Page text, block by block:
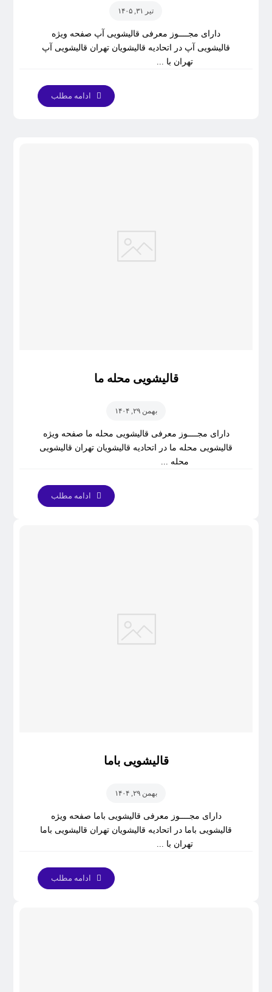
تیر ۳۱, ۱۴۰۵
دارای مجــــوز معرفی قالیشویی آپ صفحه ویژه
قالیشویی آپ در اتحادیه قالیشویان تهران قالیشویی آپ
تهران با ...
ادامه مطلب
قالیشویی محله ما
بهمن ۲۹, ۱۴۰۴
دارای مجــــوز معرفی قالیشویی محله ما صفحه ویژه
قالیشویی محله ما در اتحادیه قالیشویان تهران قالیشویی
محله ...
ادامه مطلب
قالیشویی باما
بهمن ۲۹, ۱۴۰۴
دارای مجــــوز معرفی قالیشویی باما صفحه ویژه
قالیشویی باما در اتحادیه قالیشویان تهران قالیشویی باما
تهران با ...
ادامه مطلب